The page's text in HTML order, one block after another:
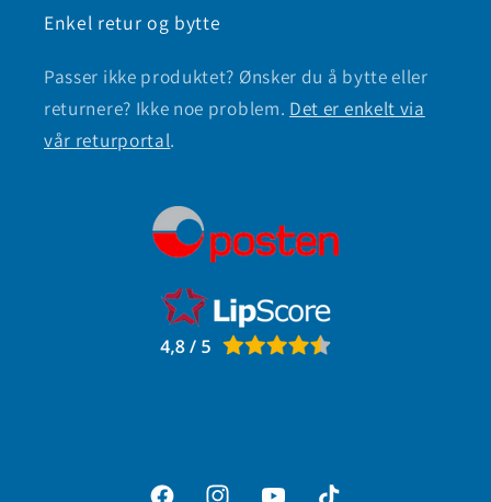
Enkel retur og bytte
Passer ikke produktet? Ønsker du å bytte eller
returnere? Ikke noe problem. Det er enkelt via
vår returportal.